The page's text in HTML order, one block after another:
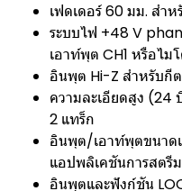
เฟดเดอร์ 60 มม. สำ
ระบบไฟ +48 V
เอาท์พุต CH1 หรือไ
อินพุต Hi-Z สำหรับกี
ความละเอียดสูง (24
2 แทร็ก
อินพุต/เอาท์พุตขนาด
แอปพลิเคชันการสตรี
อินพุตและฟังก์ชัน